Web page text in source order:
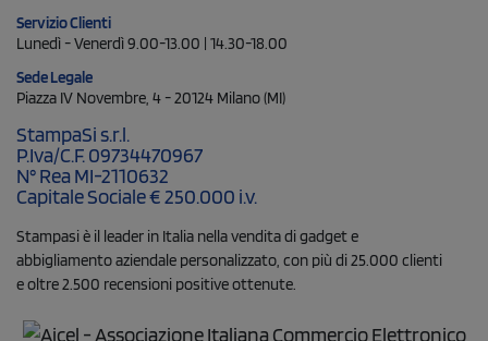
Servizio Clienti
Lunedì - Venerdì 9.00-13.00 | 14.30-18.00
Sede Legale
Piazza IV Novembre, 4 - 20124 Milano (MI)
StampaSi s.r.l.
P.Iva/C.F. 09734470967
N° Rea MI-2110632
Capitale Sociale € 250.000 i.v.
Stampasi è il leader in Italia nella vendita di gadget e
abbigliamento aziendale personalizzato, con più di 25.000 clienti
e oltre 2.500 recensioni positive ottenute.